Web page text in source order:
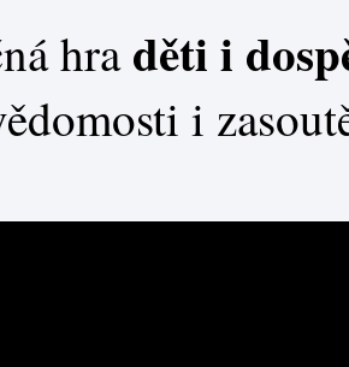
hraděti i
i